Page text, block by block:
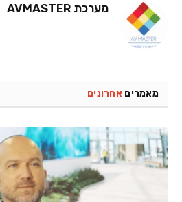
מערכת AVMASTER
מאמרים אחרונים